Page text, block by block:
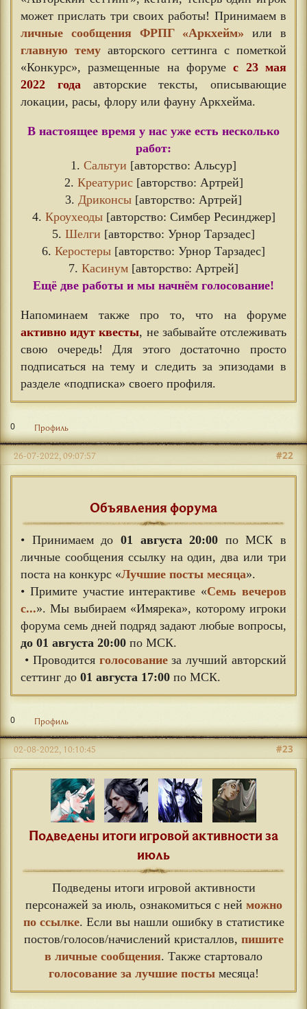
может прислать три своих работы! Принимаем в
личные сообщения ФРПГ «Аркхейм» или в
главную темуавторского сеттинга с пометкой
«Конкурс», размещенные на форумес 23 мая
2022 годаавторские тексты, описывающие
локации, расы, флору или фауну Аркхейма.
В настоящее время у нас уже есть несколько
работ:
1. Сальтуи [авторство: Альсур]
2. Креатурис[авторство: Артрей]
3. Дриконсы [авторство: Артрей]
4. Кроуxеоды[авторство: Симбер Ресинджер]
5. Шелги [авторство: Урнор Тарзадес]
6. Керостеры [авторство: Урнор Тарзадес]
7. Касинум [авторство: Артрей]
Ещё две работы и мы начнём голосование!
Напоминаем также про то, что на форуме
активно идут квесты, не забывайте отслеживать
свою очередь! Для этого достаточно просто
подписаться на тему и следить за эпизодами в
разделе «подписка» своего профиля.
0 Профиль
#22
26-07-2022, 09:07:57
Объявления форума
• Принимаем до 01 августа 20:00 по МСК в
личные сообщения ссылку на один, два или три
поста на конкурс «Лучшие посты месяца».
• Примите участие интерактиве «Семь вечеров
с...». Мы выбираем «Имярека», которому игроки
форума семь дней подряд задают любые вопросы,
до 01 августа 20:00 по МСК.
• Проводится голосованиеза лучший авторский
сеттинг до 01 августа 17:00 по МСК.
0 Профиль
#23
02-08-2022, 10:10:45
Подведены итоги игровой активности за
июль
Подведены итоги игровой активности
персонажей за июль, ознакомиться с ней можно
по ссылке. Если вы нашли ошибку в статистике
постов/голосов/начислений кристаллов, пишите
в личные сообщения. Также стартовало
голосование за лучшие постымесяца!